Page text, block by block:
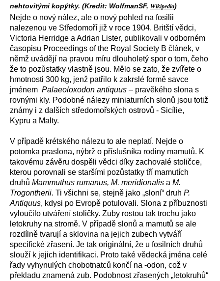
nehtovitými kopýtky. (Kredit: WolfmanSF, Wikipedia)
Nejde o nový nález, ale o nový pohled na fosilii
nalezenou ve Středomoří již v roce 1904. Britští vědci,
Victoria Herridge a Adrian Lister, publikovali v odborném
časopisu Proceedings of the Royal Society B článek, v
němž uvádějí na pravou míru dlouholetý spor o tom, čeho
že to pozůstatky vlastně jsou. Mělo se zato, že zvířete o
hmotnosti 300 kg, jenž patřilo k zakrslé formě savce
jménem Palaeoloxodon antiquus – pravěkého slona s
rovnými kly. Podobné nálezy miniaturních slonů jsou totiž
známy i z dalších středomořských ostrovů - Sicílie,
Kypru a Malty.
V případě krétského nálezu to ale neplatí. Nejde o
potomka praslona, nýbrž o příslušníka rodiny mamutů. K
takovému závěru dospěli vědci díky zachovalé stoličce,
kterou porovnali se staršími pozůstatky tří mamutích
druhů Mammuthus rumanus, M. meridionalis a M.
Trogontherii. Ti všichni se, stejně jako „sloní“ druh P.
Antiquus, kdysi po Evropě potulovali. Slona z příbuznosti
vyloučilo utváření stoličky. Zuby rostou tak trochu jako
letokruhy na stromě. V případě slonů a mamutů se ale
rozdílně tvarují a sklovina na jejich zubech vytváří
specifické zřasení. Je tak originální, že u fosilních druhů
slouží k jejich identifikaci. Proto také vědecká jména celé
řady vyhynulých chobotnatců končí na -odon, což v
překladu znamená zub. Podobnost zřasených „letokruhů“